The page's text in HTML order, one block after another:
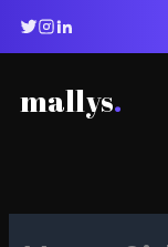
mallys.